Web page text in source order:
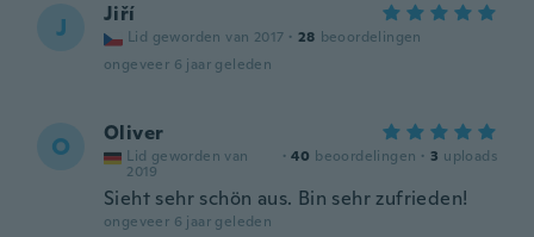
J Jiří
Lid geworden van 2017 · 28 beoordelingen
ongeveer 6 jaar geleden
O Oliver
Lid geworden van
2019
· 40 beoordelingen · 3 uploads
Sieht sehr schön aus. Bin sehr zufrieden!
ongeveer 6 jaar geleden